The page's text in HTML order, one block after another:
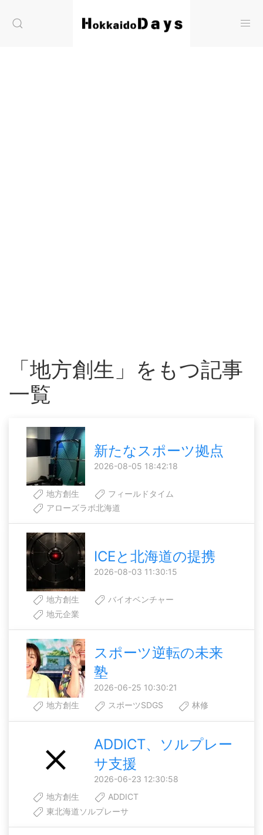
「地方創生」をもつ記事
一覧
新たなスポーツ拠点
2026-08-05 18:42:18
地方創生
フィールドタイム
アローズラボ北海道
ICEと北海道の提携
2026-08-03 11:30:15
地方創生
バイオベンチャー
地元企業
スポーツ逆転の未来
塾
2026-06-25 10:30:21
地方創生
スポーツSDGS 林修
ADDICT、ソルプレー
サ支援
2026-06-23 12:30:58
地方創生
ADDICT
東北海道ソルプレーサ